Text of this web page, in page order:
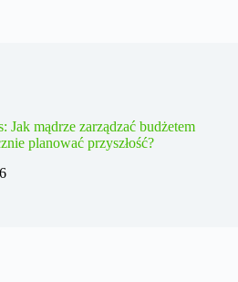
Jak mądrze zarządzać budżetem
planować przyszłość?